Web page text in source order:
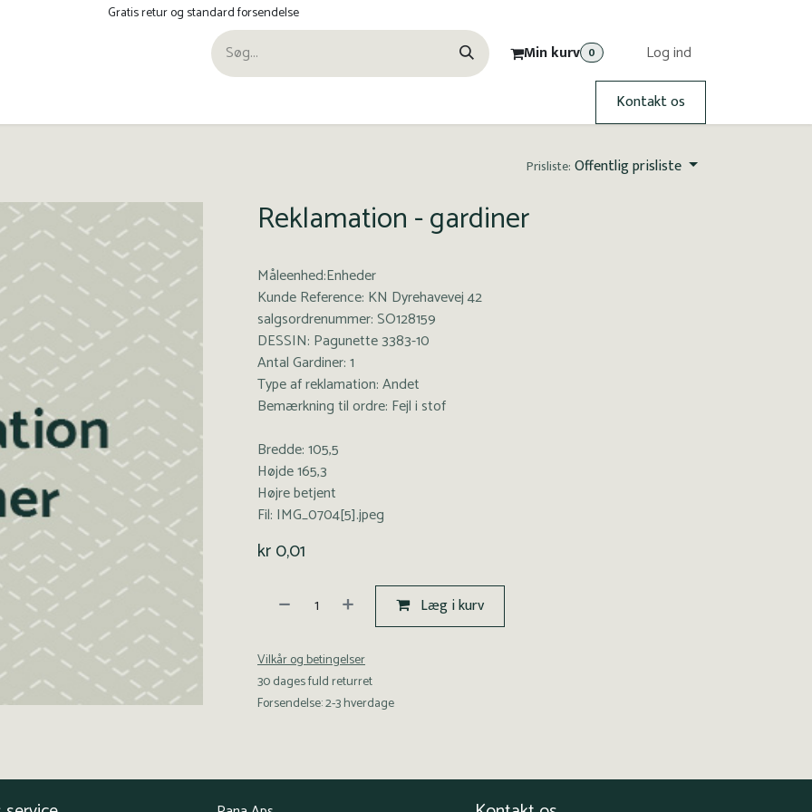
Gratis retur og standard forsendelse
Min kurv 0
Log ind
Kontakt os
Prisliste: Offentlig prisliste
Reklamation - gardiner
Måleenhed:Enheder
Kunde Reference: KN Dyrehavevej 42
salgsordrenummer: SO128159
DESSIN: Pagunette 3383-10
Antal Gardiner: 1
Type af reklamation: Andet
Bemærkning til ordre: Fejl i stof
Bredde: 105,5
Højde 165,3
Højre betjent
Fil: IMG_0704[5].jpeg
kr0,01
Læg i kurv
Vilkår og betingelser
30 dages fuld returret
Forsendelse: 2-3 hverdage